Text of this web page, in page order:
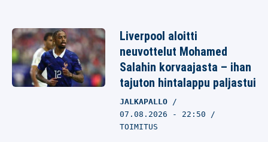
Liverpool aloitti
neuvottelut Mohamed
Salahin korvaajasta – ihan
tajuton hintalappu paljastui
JALKAPALLO
07.08.2026 - 22:50
TOIMITUS